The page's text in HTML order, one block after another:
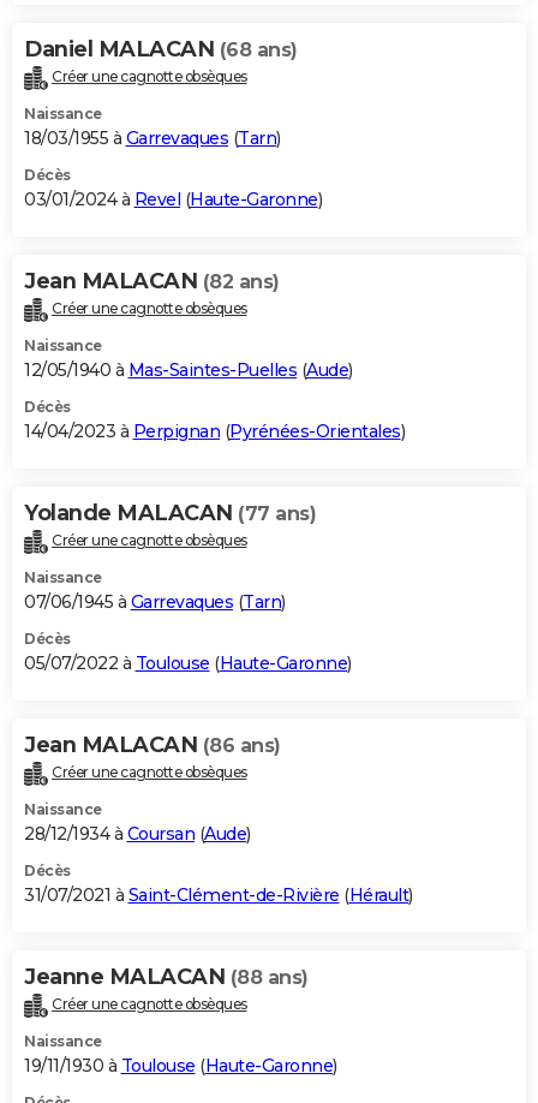
Daniel MALACAN (68 ans)
Créer une cagnotte obsèques
Naissance
18/03/1955 à Garrevaques (Tarn)
Décès
03/01/2024 à Revel (Haute-Garonne)
Jean MALACAN (82 ans)
Créer une cagnotte obsèques
Naissance
12/05/1940 à Mas-Saintes-Puelles (Aude)
Décès
14/04/2023 à Perpignan (Pyrénées-Orientales)
Yolande MALACAN (77 ans)
Créer une cagnotte obsèques
Naissance
07/06/1945 à Garrevaques (Tarn)
Décès
05/07/2022 à Toulouse (Haute-Garonne)
Jean MALACAN (86 ans)
Créer une cagnotte obsèques
Naissance
28/12/1934 à Coursan (Aude)
Décès
31/07/2021 à Saint-Clément-de-Rivière (Hérault)
Jeanne MALACAN (88 ans)
Créer une cagnotte obsèques
Naissance
19/11/1930 à Toulouse (Haute-Garonne)